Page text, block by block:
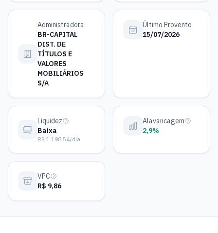
Administradora
BR-CAPITAL
DIST. DE
TÍTULOS E
VALORES
MOBILIÁRIOS
S/A
Último Provento
15/07/2026
Liquidez
Baixa
R$ 1.198,54/dia
Alavancagem
2,9%
VPC
R$ 9,86